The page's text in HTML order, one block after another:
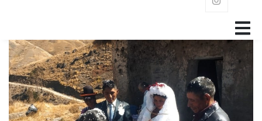
GŁÓWNA
ZAKON
ŚW. JÓZEF KALASANCJUSZ